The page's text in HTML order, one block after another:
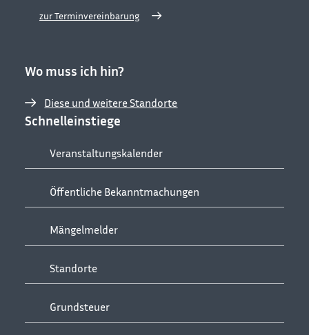
zur Terminvereinbarung
Wo muss ich hin?
Diese und weitere Standorte
Schnelleinstiege
Veranstaltungskalender
Öffentliche Bekanntmachungen
Mängelmelder
Standorte
Grundsteuer